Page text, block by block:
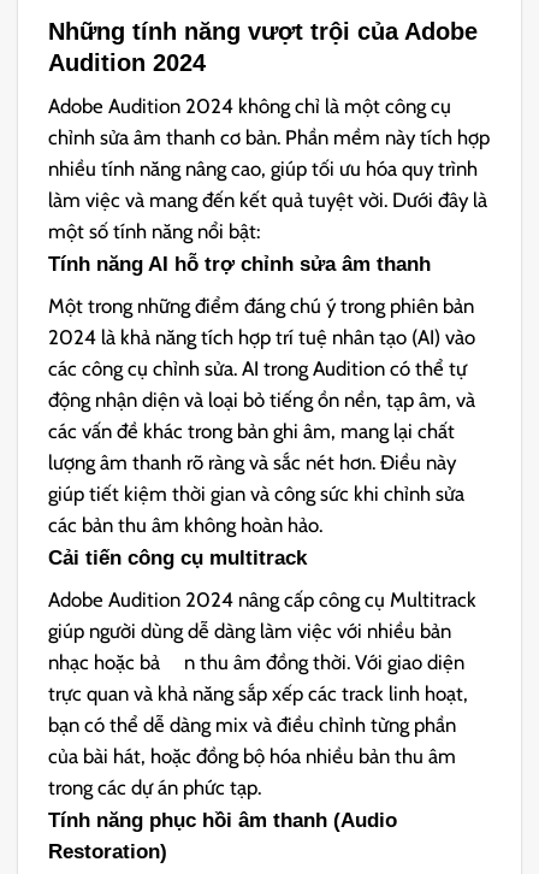
Những tính năng vượt trội của Adobe
Audition 2024
Adobe Audition 2024 không chỉ là một công cụ
chỉnh sửa âm thanh cơ bản. Phần mềm này tích hợp
nhiều tính năng nâng cao, giúp tối ưu hóa quy trình
làm việc và mang đến kết quả tuyệt vời. Dưới đây là
một số tính năng nổi bật:
Tính năng AI hỗ trợ chỉnh sửa âm thanh
Một trong những điểm đáng chú ý trong phiên bản
2024 là khả năng tích hợp trí tuệ nhân tạo (AI) vào
các công cụ chỉnh sửa. AI trong Audition có thể tự
động nhận diện và loại bỏ tiếng ồn nền, tạp âm, và
các vấn đề khác trong bản ghi âm, mang lại chất
lượng âm thanh rõ ràng và sắc nét hơn. Điều này
giúp tiết kiệm thời gian và công sức khi chỉnh sửa
các bản thu âm không hoàn hảo.
Cải tiến công cụ multitrack
Adobe Audition 2024 nâng cấp công cụ Multitrack
giúp người dùng dễ dàng làm việc với nhiều bản
nhạc hoặc bả n thu âm đồng thời. Với giao diện
trực quan và khả năng sắp xếp các track linh hoạt,
bạn có thể dễ dàng mix và điều chỉnh từng phần
của bài hát, hoặc đồng bộ hóa nhiều bản thu âm
trong các dự án phức tạp.
Tính năng phục hồi âm thanh (Audio
Restoration)